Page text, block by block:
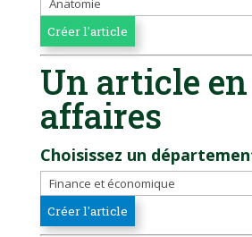
Un article en
affaires
Choisissez un